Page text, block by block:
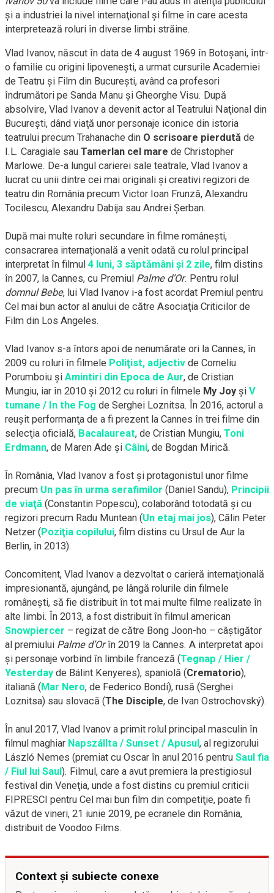
şi a industriei la nivel internaţional şi filme în care acesta
interpretează roluri în diverse limbi străine.
Vlad Ivanov, născut în data de 4 august 1969 în Botoşani, într-
o familie cu origini lipoveneşti, a urmat cursurile Academiei
de Teatru şi Film din Bucureşti, având ca profesori
îndrumători pe Sanda Manu şi Gheorghe Visu. După
absolvire, Vlad Ivanov a devenit actor al Teatrului Naţional din
Bucureşti, dând viaţă unor personaje iconice din istoria
teatrului precum Trahanache din O scrisoare pierdută de
I.L. Caragiale sau Tamerlan cel mare de Christopher
Marlowe. De-a lungul carierei sale teatrale, Vlad Ivanov a
lucrat cu unii dintre cei mai originali şi creativi regizori de
teatru din România precum Victor Ioan Frunză, Alexandru
Tocilescu, Alexandru Dabija sau Andrei Şerban.
După mai multe roluri secundare în filme româneşti,
consacrarea internaţională a venit odată cu rolul principal
interpretat în filmul 4 luni, 3 săptămâni şi 2 zile, film distins
în 2007, la Cannes, cu Premiul Palme d’Or. Pentru rolul
domnul Bebe, lui Vlad Ivanov i-a fost acordat Premiul pentru
Cel mai bun actor al anului de către Asociaţia Criticilor de
Film din Los Angeles.
Vlad Ivanov s-a întors apoi de nenumărate ori la Cannes, în
2009 cu roluri în filmele Poliţist, adjectiv de Corneliu
Porumboiu şi Amintiri din Epoca de Aur, de Cristian
Mungiu, iar în 2010 şi 2012 cu roluri în filmele My Joyşi V
tumane / In the Fog de Serghei Loznitsa. În 2016, actorul a
reuşit performanţa de a fi prezent la Cannes în trei filme din
selecţia oficială, Bacalaureat, de Cristian Mungiu, Toni
Erdmann, de Maren Ade şi Câini, de Bogdan Mirică.
În România, Vlad Ivanov a fost şi protagonistul unor filme
precum Un pas în urma serafimilor (Daniel Sandu), Principii
de viaţă (Constantin Popescu), colaborând totodată şi cu
regizori precum Radu Muntean (Un etaj mai jos), Călin Peter
Netzer ( Poziţia copilului, film distins cu Ursul de Aur la
Berlin, în 2013).
Concomitent, Vlad Ivanov a dezvoltat o carieră internaţională
impresionantă, ajungând, pe lângă rolurile din filmele
româneşti, să fie distribuit în tot mai multe filme realizate în
alte limbi. În 2013, a fost distribuit în filmul american
Snowpiercer – regizat de către Bong Joon-ho – câştigător
al premiului Palme d’Orîn 2019 la Cannes. A interpretat apoi
şi personaje vorbind în limbile franceză (Tegnap / Hier /
Yesterdayde Bálint Kenyeres), spaniolă (Crematorio),
italiană ( Mar Nero, de Federico Bondi), rusă (Serghei
Loznitsa) sau slovacă (The Disciple, de Ivan Ostrochovský).
În anul 2017, Vlad Ivanov a primit rolul principal masculin în
filmul maghiar Napszállta / Sunset / Apusul , al regizorului
László Nemes (premiat cu Oscar în anul 2016 pentru Saul fia
/ Fiul lui Saul ). Filmul, care a avut premiera la prestigiosul
festival din Veneţia, unde a fost distins cu premiul criticii
FIPRESCI pentru Cel mai bun film din competiţie, poate fi
văzut de vineri, 21 iunie 2019, pe ecranele din România,
distribuit de Voodoo Films.
Context și subiecte conexe